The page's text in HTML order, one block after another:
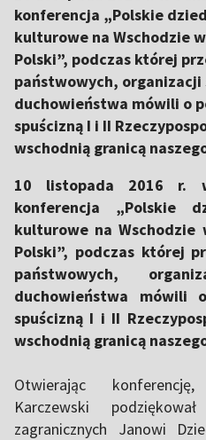
konferencja „Polskie
kulturowe na Wschodzie
Polski”, podczas której
państwowych, organizacji
duchowieństwa mówili o
spuścizną I i II
wschodnią granicą
10 listopada 2016 r.
konferencja „Polskie
kulturowe na Wschodzie
Polski”, podczas której
państwowych,
duchowieństwa mówili
spuścizną I i II
wschodnią granicą
Otwierając
Karczewski
zagranicznych Janowi